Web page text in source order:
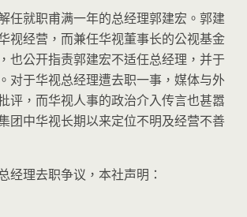
任就职甫满一年的总经理郭建宏。郭建
视经营，而兼任华视董事长的公视基金
也公开指责郭建宏不适任总经理，并于
对于华视总经理遭去职一事，媒体与外
评，而华视人事的政治介入传言也甚嚣
团中华视长期以来定位不明及经营不善
经理去职争议，本社声明：